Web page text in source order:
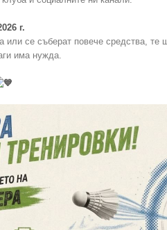
г.
или се съберат повече средства, те
има нужда.